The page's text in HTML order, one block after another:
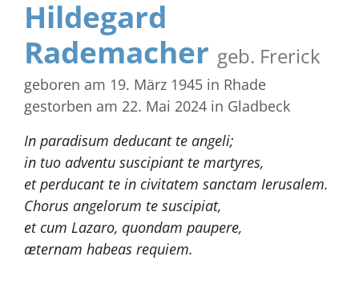
Hildegard
Rademacher geb. Frerick
geboren am 19. März 1945 in Rhade
gestorben am 22. Mai 2024 in Gladbeck
In paradisum deducant te angeli;
in tuo adventu suscipiant te martyres,
et perducant te in civitatem sanctam Ierusalem.
Chorus angelorum te suscipiat,
et cum Lazaro, quondam paupere,
æternam habeas requiem.